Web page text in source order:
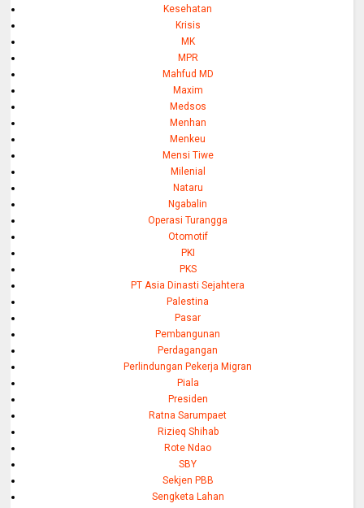
Kesehatan
Krisis
MK
MPR
Mahfud MD
Maxim
Medsos
Menhan
Menkeu
Mensi Tiwe
Milenial
Nataru
Ngabalin
Operasi Turangga
Otomotif
PKI
PKS
PT Asia Dinasti Sejahtera
Palestina
Pasar
Pembangunan
Perdagangan
Perlindungan Pekerja Migran
Piala
Presiden
Ratna Sarumpaet
Rizieq Shihab
Rote Ndao
SBY
Sekjen PBB
Sengketa Lahan